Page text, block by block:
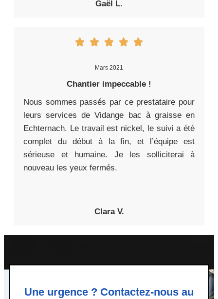
Gaël L.
Mars 2021
Chantier impeccable !
Nous sommes passés par ce prestataire pour
leurs services de Vidange bac à graisse en
Echternach. Le travail est nickel, le suivi a été
complet du début à la fin, et l’équipe est
sérieuse et humaine. Je les solliciterai à
nouveau les yeux fermés.
Clara V.
Une urgence ? Contactez-nous au